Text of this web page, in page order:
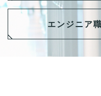
エンジニア職